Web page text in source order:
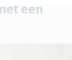
een